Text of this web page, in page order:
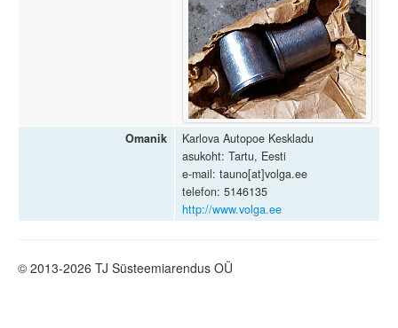
Omanik
Karlova Autopoe Keskladu
asukoht: Tartu, Eesti
e-mail: tauno[at]volga.ee
telefon: 5146135
http://www.volga.ee
© 2013-2026 TJ Süsteemiarendus OÜ